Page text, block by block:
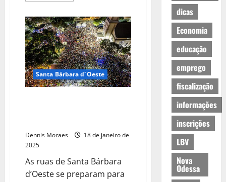
Santa Bárbara d´Oeste
Dennis Moraes
18 de janeiro de
2025
As ruas de Santa Bárbara
d’Oeste se preparam para
dicas
Economia
educação
emprego
fiscalização
informações
inscrições
LBV
Nova
Odessa